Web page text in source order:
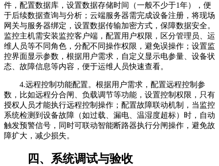
件，配置数据库，设置数据存储时间（一般不少于1年），便
于后续数据查询与分析；云端服务器需完成设备注册，将现场
网关与服务器绑定，设置数据传输加密方式，保障数据安全。
监控主机需安装监控客户端，配置用户权限，区分管理员、运
维人员等不同角色，分配不同操作权限，避免误操作；设置监
控界面显示参数，根据用户需求，自定义显示电参量、设备状
态、故障信息等内容，便于运维人员快速查看。
4.远程控制功能配置。根据用户需求，配置远程控制参
数，比如远程分合闸、负载调节等功能，设置控制权限，只有
授权人员才能执行远程控制操作；配置故障联动机制，当监控
系统检测到设备故障（如过载、漏电、温湿度超标）时，自动
触发预警信号，同时可联动智能断路器执行分闸操作，避免故
障扩大，减少损失。
四、系统调试与验收